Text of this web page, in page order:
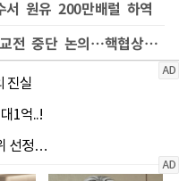
원유 200만배럴 하역
미·이란, 호르무즈 재개방·30일 교전 중단 논의…핵협상은 평행선